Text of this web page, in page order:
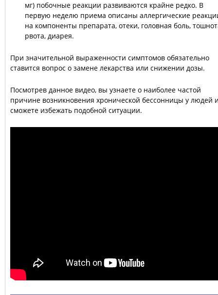
мг) побочные реакции развиваются крайне редко. В
первую неделю приема описаны аллергические
на компоненты препарата, отеки, головная боль,
рвота, диарея.
При значительной выраженности симптомов обязательно
ставится вопрос о замене лекарства или снижении дозы.
Посмотрев данное видео, вы узнаете о наиболее частой
причине возникновения хронической бессонницы у людей
сможете избежать подобной ситуации.